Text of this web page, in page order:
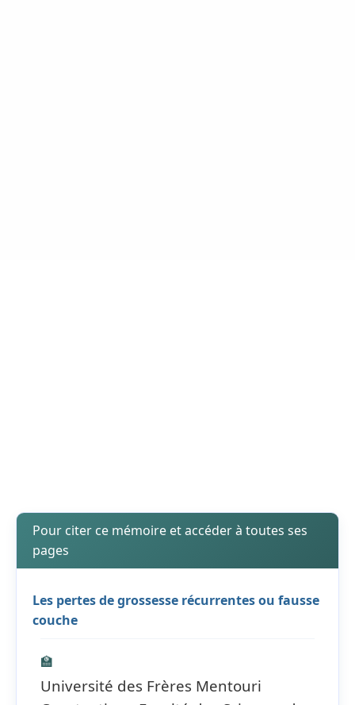
Pour citer ce mémoire et accéder à toutes ses
pages
Les pertes de grossesse récurrentes ou fausse
couche
🏫
Université des Frères Mentouri